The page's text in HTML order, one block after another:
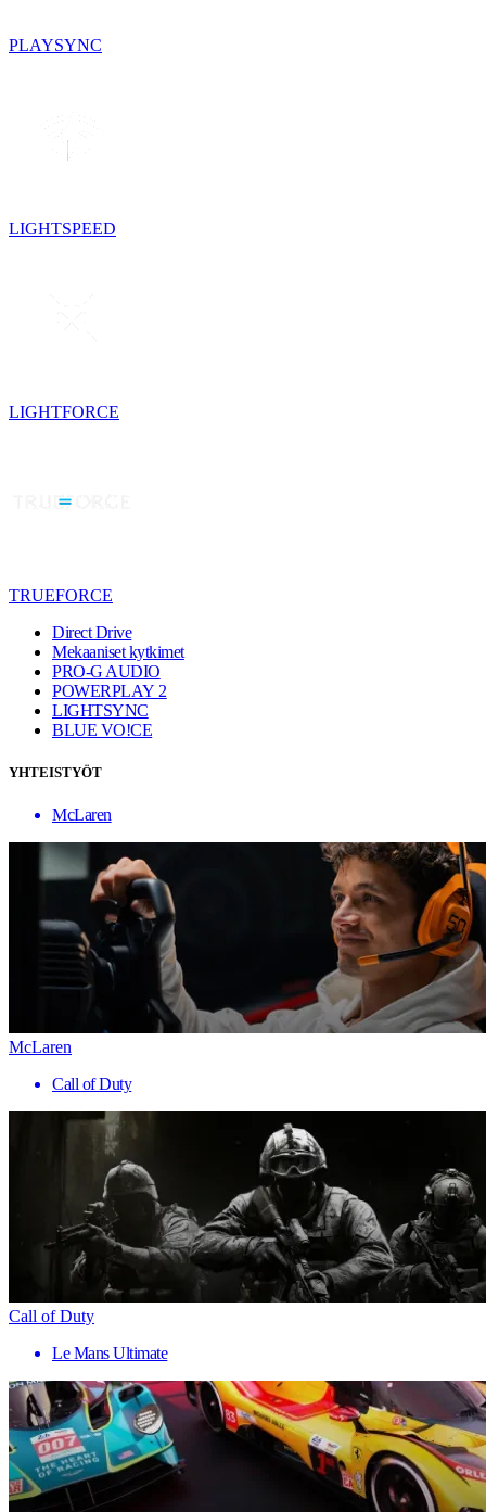
PLAYSYNC
LIGHTSPEED
LIGHTFORCE
TRUEFORCE
Direct Drive
Mekaaniset kytkimet
PRO-G AUDIO
POWERPLAY 2
LIGHTSYNC
BLUE VO!CE
YHTEISTYÖT
McLaren
McLaren
Call of Duty
Call of Duty
Le Mans Ultimate